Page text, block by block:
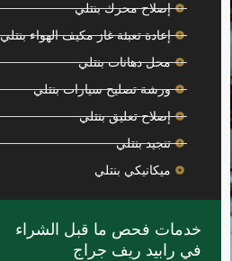
إصلاح محرك بنتلي
إعادة تعبئة غاز مكيف الهواء بنتلي
محل دهانات بنتلي
ورشة تصليح سيارات بنتلي
إصلاح تعليق بنتلي
تنجيد بنتلي
ميكانيكي بنتلي
خدمات فحص ما قبل الشراء
في رابيد ريف جراج